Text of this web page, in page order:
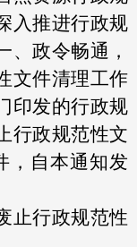
入推进行政规
、政令畅通，
文件清理工作
印发的行政规
行政规范性文
，自本通知发
止行政规范性